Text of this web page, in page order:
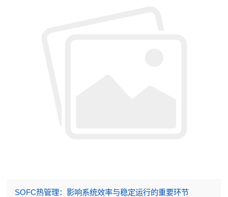
SOFC热管理：影响系统效率与稳定运行的重要环节